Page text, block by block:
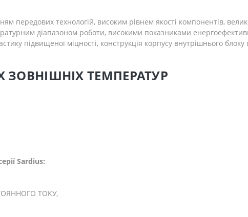
передових технологій, високим рівнем якості компонентів,
діапазоном роботи, високими показниками
підвищеної міцності, конструкція корпусу внутрішнього
ЗОВНІШНІХ ТЕМПЕРАТУР
Sardius:
ТОКУ,